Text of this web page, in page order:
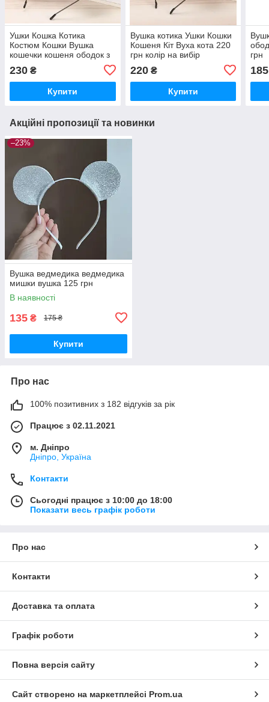
Ушки Кошка Котика
Костюм Кошки Вушка
кошечки кошеня ободок з
вушками обруч с ушками
210 грн чорні
230 ₴
Купити
Вушка котика Ушки Кошки
Кошеня Кіт Вуха кота 220
грн колір на вибір
220₴
Купити
грн
185
Акційні пропозиції та новинки
–23%
Вушка ведмедика ведмедика
мишки вушка 125 грн
В наявності
135 ₴ 175 ₴
Купити
Про нас
100% позитивних з 182 відгуків за рік
Працює з 02.11.2021
м. Дніпро
Дніпро, Україна
Контакти
Сьогодні працює з 10:00 до 18:00
Показати весь графік роботи
Про нас
Контакти
Доставка та оплата
Графік роботи
Повна версія сайту
Сайт створено на маркетплейсі Prom.ua